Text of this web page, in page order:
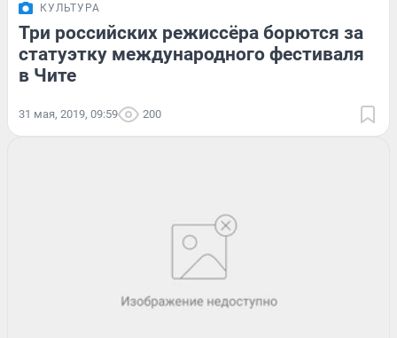
КУЛЬТУРА
Три российских режиссёра борются за
статуэтку международного фестиваля
в Чите
31 мая, 2019, 09:59 200